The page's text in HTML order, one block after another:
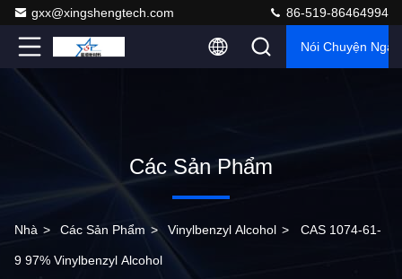
gxx@xingshengtech.com 86-519-86464994
Nói Chuyện Ngay.
Các Sản Phẩm
Nhà > Các Sản Phẩm > Vinylbenzyl Alcohol > CAS 1074-61-
9 97% Vinylbenzyl Alcohol